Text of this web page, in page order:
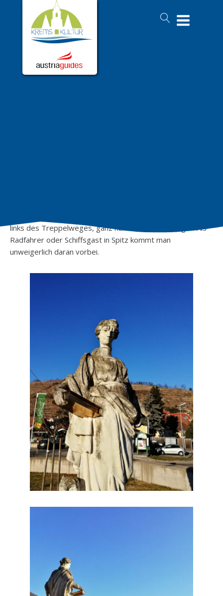
links des Treppelweges, ganz nahe am Schiffsanleger! Als
Radfahrer oder Schiffsgast in Spitz kommt man
unweigerlich daran vorbei.